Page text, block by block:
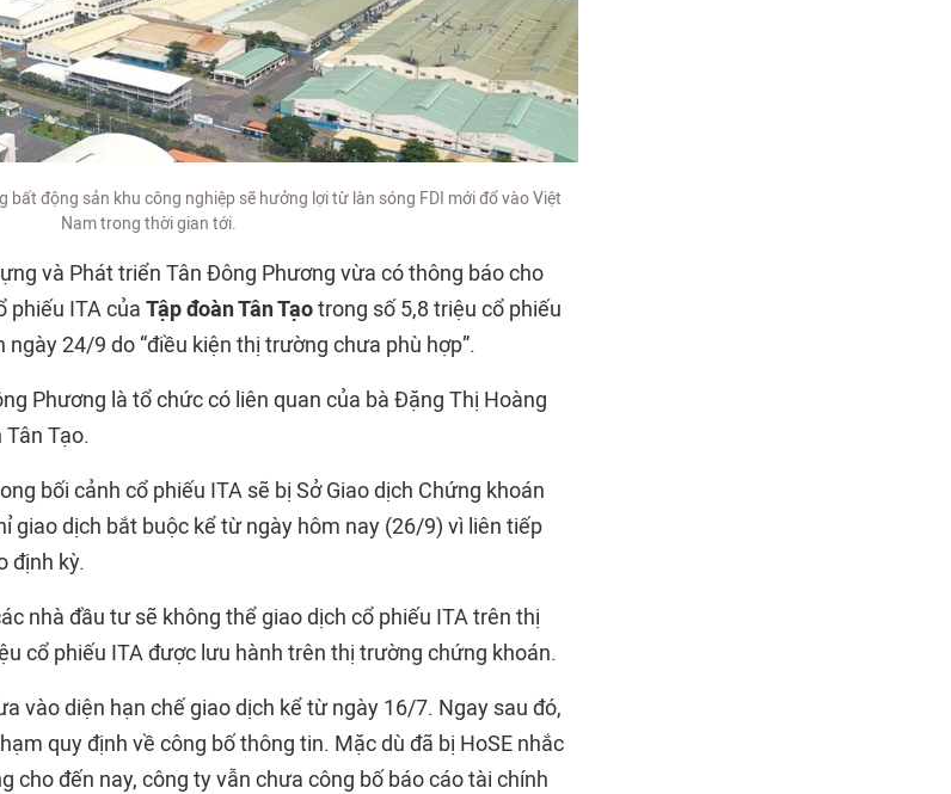
bất động sản khu công nghiệp sẽ hưởng lợi từ làn sóng FDI mới đổ vào Việt
Nam trong thời gian tới.
và Phát triển Tân Đông Phương vừa có thông báo cho
phiếu ITA của Tập đoàn Tân Tạotrong số 5,8 triệu cổ phiếu
24/9 do “điều kiện thị trường chưa phù hợp”.
Phương là tổ chức có liên quan của bà Đặng Thị Hoàng
Tân Tạo.
bối cảnh cổ phiếu ITA sẽ bị Sở Giao dịch Chứng khoán
giao dịch bắt buộc kể từ ngày hôm nay (26/9) vì liên tiếp
định kỳ.
nhà đầu tư sẽ không thể giao dịch cổ phiếu ITA trên thị
cổ phiếu ITA được lưu hành trên thị trường chứng khoán.
vào diện hạn chế giao dịch kể từ ngày 16/7. Ngay sau đó,
quy định về công bố thông tin. Mặc dù đã bị HoSE nhắc
cho đến nay, công ty vẫn chưa công bố báo cáo tài chính